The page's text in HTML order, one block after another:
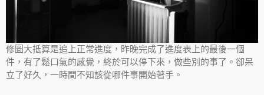
修圖大抵算是追上正常進度，昨晚完成了進度表上的最後一個
件，有了鬆口氣的感覺，終於可以停下來，做些別的事了。卻呆
立了好久，一時間不知該從哪件事開始著手。